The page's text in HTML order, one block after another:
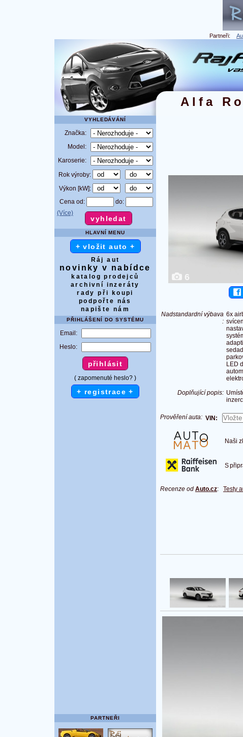
Partneři:
Alfa
VYHLEDÁVÁNÍ
Značka:
Model:
Karoserie:
Rok výroby:
Výkon [kW]:
Cena od:
do:
(Více)
HLAVNÍ MENU
+ vložit auto +
Ráj aut
novinky v nabídce
katalog prodejců
archivní inzeráty
rady při koupi
podpořte nás
napište nám
PŘIHLÁŠENÍ DO SYSTÉMU
Email:
Heslo:
( zapomenuté heslo? )
+ registrace +
PARTNEŘI
6
Nadstandardní výbava
:
6x
LED
Doplňující popis:
Prověření auta: VIN:
Naši
S
Recenze od Auto.cz: Testy